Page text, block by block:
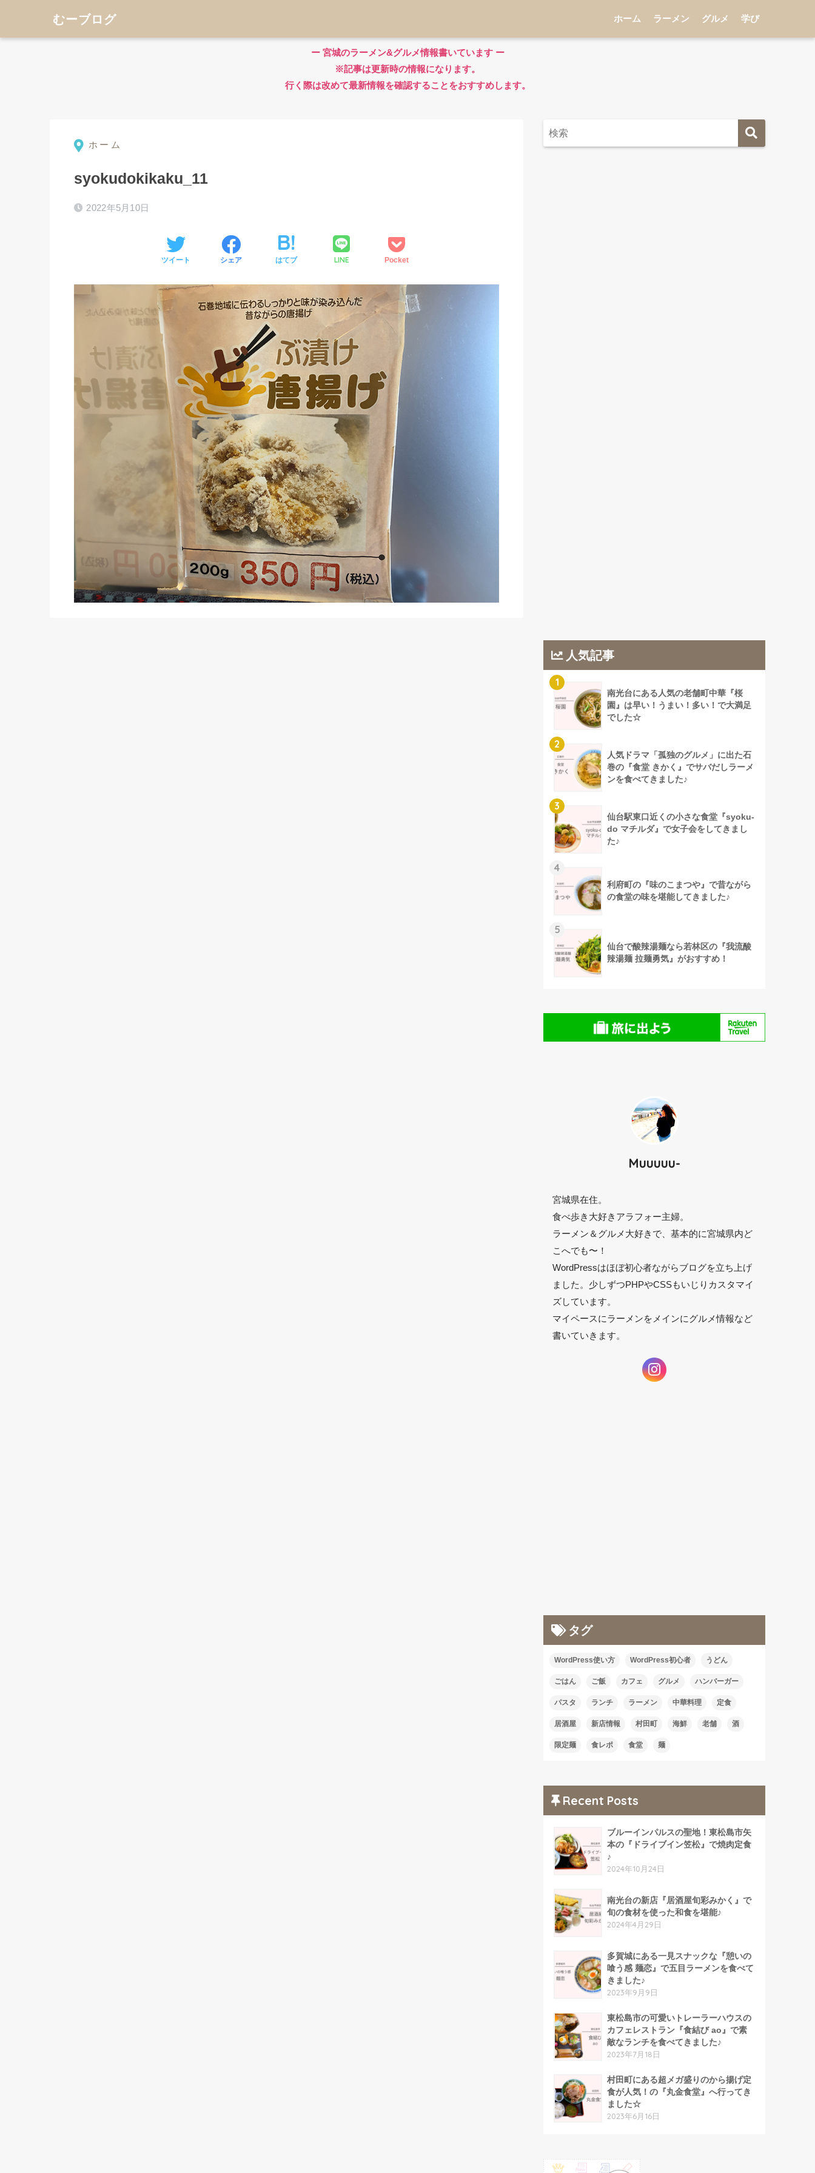
むーブログ ホーム ラーメン グルメ 学び
ー 宮城のラーメン&グルメ情報書いています ー
※記事は更新時の情報になります。
行く際は改めて最新情報を確認することをおすすめします。
ホーム
syokudokikaku_11
2022年5月10日
ツイート シェア はてブ LINE Pocket
人気記事
1
南光台にある人気の老舗町中華『桜
園』は早い！うまい！多い！で大満足
でした☆
2
人気ドラマ「孤独のグルメ」に出た石
巻の『食堂 きかく』でサバだしラーメ
ンを食べてきました♪
3
仙台駅東口近くの小さな食堂『syoku-
do マチルダ』で女子会をしてきまし
た♪
4
利府町の『味のこまつや』で昔ながら
の食堂の味を堪能してきました♪
5
仙台で酸辣湯麺なら若林区の『我流酸
辣湯麺 拉麺勇気』がおすすめ！
Muuuuu-
宮城県在住。
食べ歩き大好きアラフォー主婦。
ラーメン＆グルメ大好きで、基本的に宮城県内ど
こへでも〜！
WordPressはほぼ初心者ながらブログを立ち上げ
ました。少しずつPHPやCSSもいじりカスタマイ
ズしています。
マイペースにラーメンをメインにグルメ情報など
書いていきます。
タグ
WordPress使い方 WordPress初心者 うどん
ごはん ご飯 カフェ グルメ ハンバーガー
パスタ ランチ ラーメン 中華料理 定食
居酒屋 新店情報 村田町 海鮮 老舗 酒
限定麺 食レポ 食堂 麺
Recent Posts
ブルーインパルスの聖地！東松島市矢
本の『ドライブイン笠松』で焼肉定食
♪
2024年10月24日
南光台の新店『居酒屋旬彩みかく』で
旬の食材を使った和食を堪能♪
2024年4月29日
多賀城にある一見スナックな『憩いの
喰う感 麺恋』で五目ラーメンを食べて
きました♪
2023年9月9日
東松島市の可愛いトレーラーハウスの
カフェレストラン『食結び ao』で素
敵なランチを食べてきました♪
2023年7月18日
村田町にある超メガ盛りのから揚げ定
食が人気！の『丸金食堂』へ行ってき
ました☆
2023年6月16日